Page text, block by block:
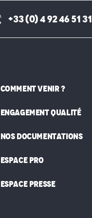
+33 (0) 4 92 46 51 31
COMMENT VENIR ?
ENGAGEMENT QUALITÉ
NOS DOCUMENTATIONS
ESPACE PRO
ESPACE PRESSE